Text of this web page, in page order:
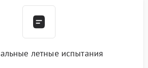
летные испытания